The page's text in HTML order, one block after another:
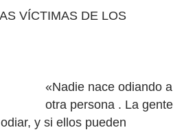
VÍCTIMAS DE LOS
«Nadie nace odiando a
otra persona . La gente
y si ellos pueden